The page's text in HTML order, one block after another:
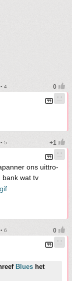
4
5
ons uittro-
bank wat tv
6
Blues het